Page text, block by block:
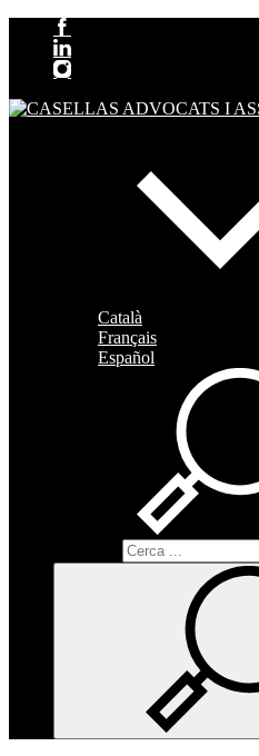
Català
Français
Español